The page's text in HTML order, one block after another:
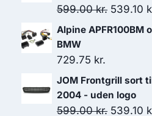
599.00kr. Den
599.00
539.10
Alpine APFR100BM
BMW
729.75 kr.
JOM Frontgrill sort
2004 - uden logo
599.00kr. Den
539.10